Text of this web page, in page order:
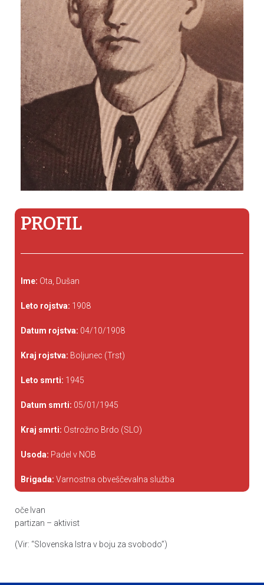
PROFIL
Ime: Ota, Dušan
Leto rojstva: 1908
Datum rojstva: 04/10/1908
Kraj rojstva: Boljunec (Trst)
Leto smrti: 1945
Datum smrti: 05/01/1945
Kraj smrti: Ostrožno Brdo (SLO)
Usoda: Padel v NOB
Brigada: Varnostna obveščevalna služba
oče Ivan
partizan – aktivist
(Vir: “Slovenska Istra v boju za svobodo”)